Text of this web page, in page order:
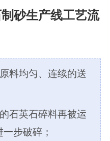
砂生产线工艺流
料均匀、连续的送
石英石碎料再被运
步破碎；